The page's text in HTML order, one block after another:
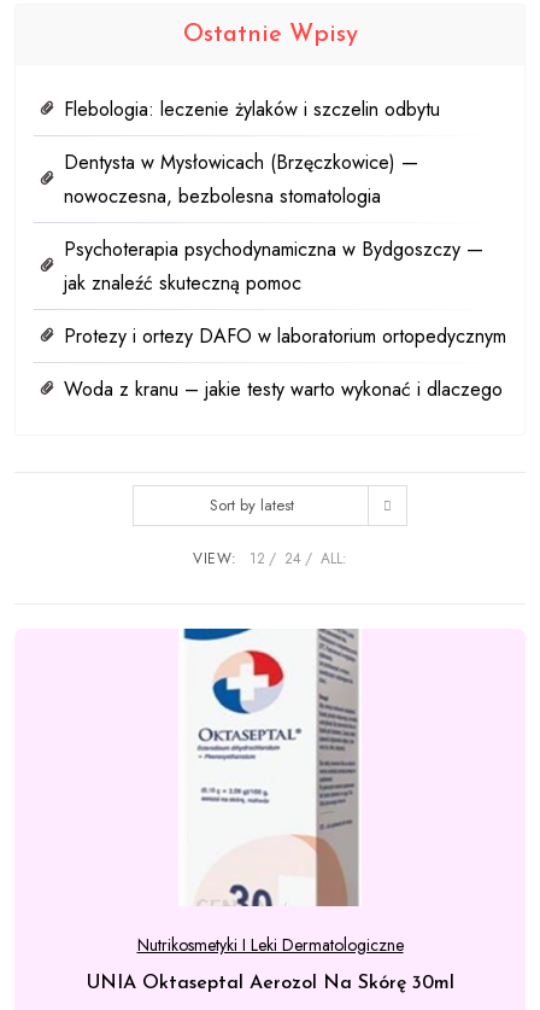
Sort by latest
VIEW: 12 24 ALL:
Nutrikosmetyki I Leki Dermatologiczne
UNIA Oktaseptal Aerozol Na Skórę 30ml
Ostatnie Wpisy
Flebologia: leczenie żylaków i szczelin odbytu
Dentysta w Mysłowicach (Brzęczkowice) —
nowoczesna, bezbolesna stomatologia
Psychoterapia psychodynamiczna w Bydgoszczy —
jak znaleźć skuteczną pomoc
Protezy i ortezy DAFO w laboratorium ortopedycznym
Woda z kranu – jakie testy warto wykonać i dlaczego